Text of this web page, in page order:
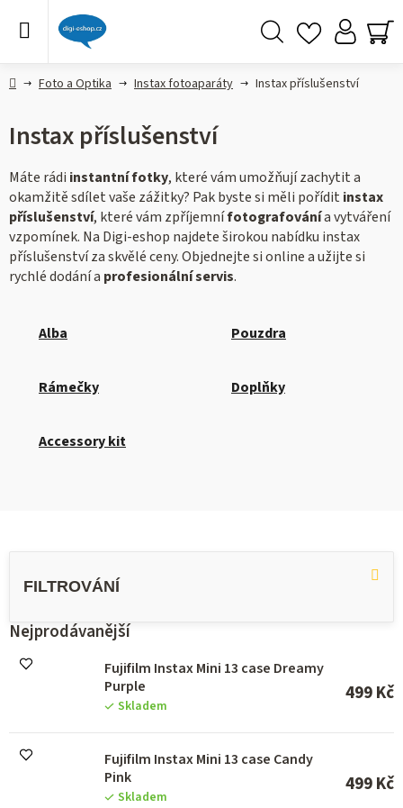
DomůFoto a Optika Instax fotoaparáty Instax příslušenství
Instax příslušenství
Máte rádi instantní fotky, které vám umožňují zachytit a
okamžitě sdílet vaše zážitky? Pak byste si měli pořídit instax
příslušenství, které vám zpříjemnífotografovánía vytváření
vzpomínek. Na Digi-eshop najdete širokou nabídku instax
příslušenství za skvělé ceny. Objednejte si online a užijte si
rychlé dodání a profesionální servis.
Alba Pouzdra
Rámečky Doplňky
Accessory kit
Nejprodávanější
Fujifilm Instax Mini 13 case Dreamy
Purple
Skladem
499 Kč
Fujifilm Instax Mini 13 case Candy
Pink
Skladem
499 Kč
V
s